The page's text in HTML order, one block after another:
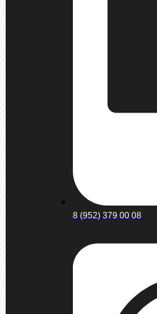
8 (952) 379 00 08